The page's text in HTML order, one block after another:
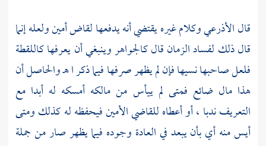
قالالأذرعيوكلام غيره يقتضي أنه يدفعها لقاض أمين ولعله إنما
قال ذلك لفساد الزمان قال كالجواهر وينبغي أن يعرفها كاللقطة
فلعل صاحبها نسيها فإن لم يظهر صرفها فيما ذكر ا هـ والحاصل أن
هذا مال ضائع فمتى لم ييأس من مالكه أمسكه له أبدا مع
التعريف ندبا ، أو أعطاه للقاضي الأمين فيحفظه له كذلك ومتى
أيس منه أي بأن يبعد في العادة وجوده فيما يظهر صار من جملة